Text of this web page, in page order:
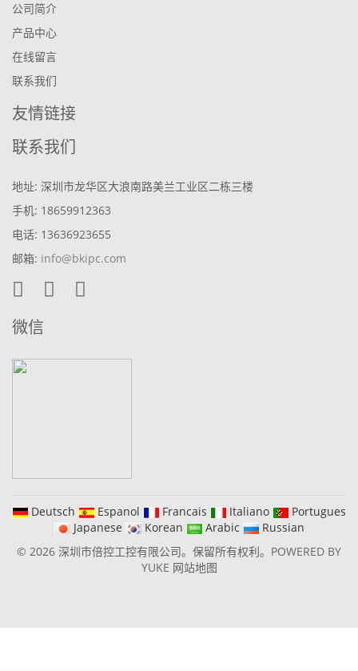
公司简介
产品中心
在线留言
联系我们
友情链接
联系我们
地址: 深圳市龙华区大浪南路美兰工业区二栋三楼
手机: 18659912363
电话: 13636923655
邮箱: info@bkipc.com
微信
Deutsch Espanol Francais Italiano
Portugues
Japanese
Korean Arabic
Russian
© 2026 深圳市倍控工控有限公司。保留所有权利。 POWERED BY
YUKE 网站地图